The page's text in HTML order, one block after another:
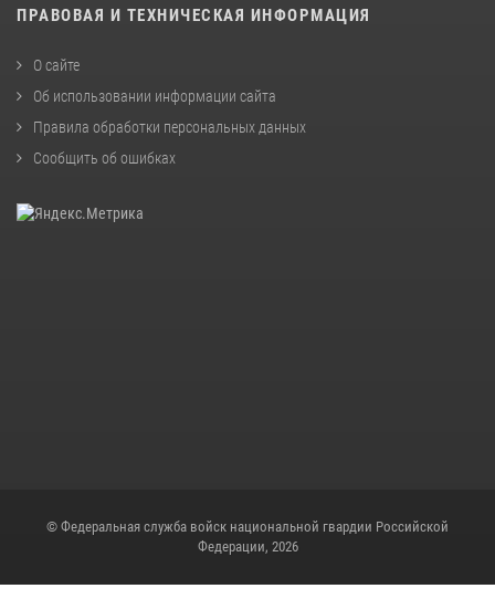
ПРАВОВАЯ И ТЕХНИЧЕСКАЯ ИНФОРМАЦИЯ
О сайте
Об использовании информации сайта
Правила обработки персональных данных
Сообщить об ошибках
© Федеральная служба войск национальной гвардии Российской
Федерации, 2026